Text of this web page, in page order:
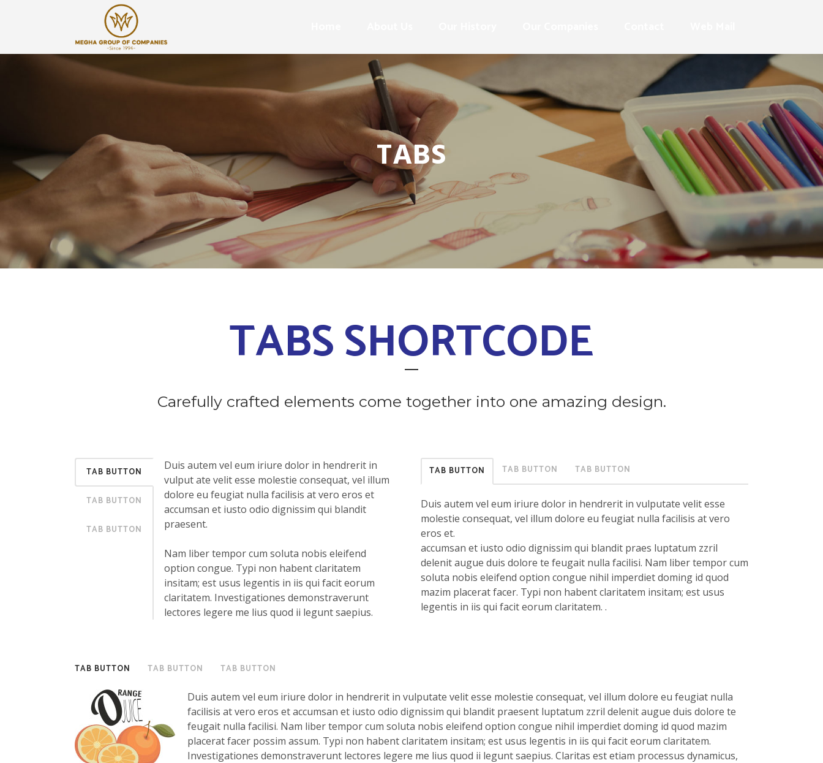
TABS
TABS SHORTCODE
Carefully crafted elements come together into one amazing design.
TAB BUTTON
TAB BUTTON
TAB BUTTON
Duis autem vel eum iriure dolor in hendrerit in
vulput ate velit esse molestie consequat, vel illum
dolore eu feugiat nulla facilisis at vero eros et
accumsan et iusto odio dignissim qui blandit
praesent.
Nam liber tempor cum soluta nobis eleifend
option congue. Typi non habent claritatem
insitam; est usus legentis in iis qui facit eorum
claritatem. Investigationes demonstraverunt
lectores legere me lius quod ii legunt saepius.
TAB BUTTON TAB BUTTON TAB BUTTON
Duis autem vel eum iriure dolor in hendrerit in vulputate velit esse
molestie consequat, vel illum dolore eu feugiat nulla facilisis at vero
eros et.
accumsan et iusto odio dignissim qui blandit praes luptatum zzril
delenit augue duis dolore te feugait nulla facilisi. Nam liber tempor cum
soluta nobis eleifend option congue nihil imperdiet doming id quod
mazim placerat facer. Typi non habent claritatem insitam; est usus
legentis in iis qui facit eorum claritatem. .
TAB BUTTON TAB BUTTON TAB BUTTON
Duis autem vel eum iriure dolor in hendrerit in vulputate velit esse molestie consequat, vel illum dolore eu feugiat nulla
facilisis at vero eros et accumsan et iusto odio dignissim qui blandit praesent luptatum zzril delenit augue duis dolore te
feugait nulla facilisi. Nam liber tempor cum soluta nobis eleifend option congue nihil imperdiet doming id quod mazim
placerat facer possim assum. Typi non habent claritatem insitam; est usus legentis in iis qui facit eorum claritatem.
Investigationes demonstraverunt lectores legere me lius quod ii legunt saepius. Claritas est etiam processus dynamicus,